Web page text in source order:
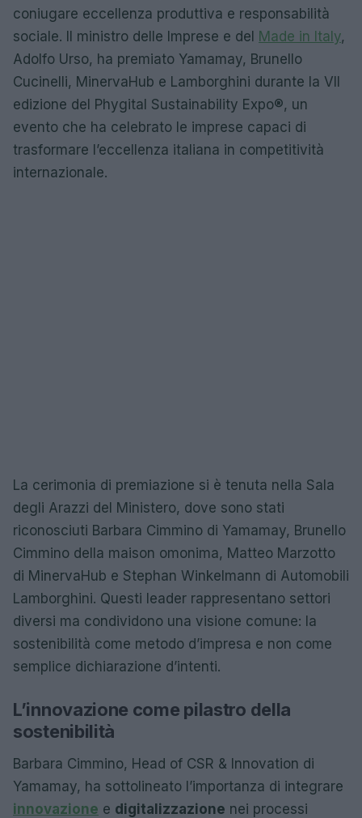
coniugare eccellenza produttiva e responsabilità
sociale. Il ministro delle Imprese e del
Made in Italy,
Adolfo Urso, ha premiato Yamamay, Brunello
Cucinelli, MinervaHub e Lamborghini durante la VII
edizione del Phygital Sustainability Expo®, un
evento che ha celebrato le imprese capaci di
trasformare l’eccellenza italiana in competitività
internazionale.
La cerimonia di premiazione si è tenuta nella Sala
degli Arazzi del Ministero, dove sono stati
riconosciuti Barbara Cimmino di Yamamay, Brunello
Cimmino della maison omonima, Matteo Marzotto
di MinervaHub e Stephan Winkelmann di Automobili
Lamborghini. Questi leader rappresentano settori
diversi ma condividono una visione comune: la
sostenibilità come metodo d’impresa e non come
semplice dichiarazione d’intenti.
L’innovazione come pilastro della
sostenibilità
Barbara Cimmino, Head of CSR & Innovation di
Yamamay, ha sottolineato l’importanza di integrare
innovazione e digitalizzazione nei processi